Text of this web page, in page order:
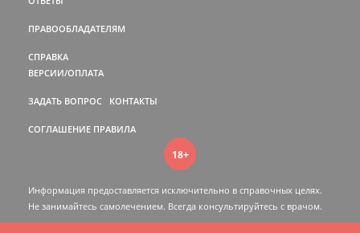
ПРАВООБЛАДАТЕЛЯМ
СПРАВКА
ВЕРСИИ/ОПЛАТА
ЗАДАТЬ ВОПРОС КОНТАКТЫ
СОГЛАШЕНИЕ ПРАВИЛА
18+
Информация предоставляется исключительно в справочных целях.
Не занимайтесь самолечением. Всегда консультируйтесь c врачом.